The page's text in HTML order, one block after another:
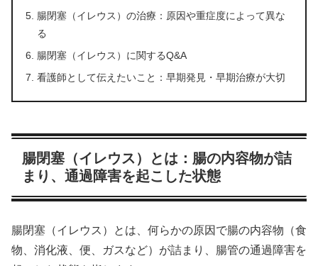
腸閉塞（イレウス）の治療：原因や重症度によって異な
る
腸閉塞（イレウス）に関するQ&A
看護師として伝えたいこと：早期発見・早期治療が大切
腸閉塞（イレウス）とは：腸の内容物が詰
まり、通過障害を起こした状態
腸閉塞（イレウス）とは、何らかの原因で腸の内容物（食
物、消化液、便、ガスなど）が詰まり、腸管の通過障害を